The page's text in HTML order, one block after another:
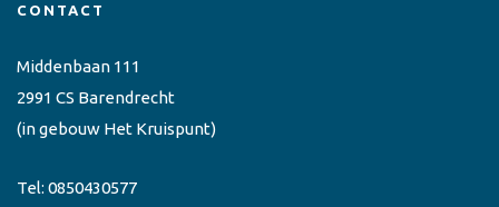
CONTACT
Middenbaan 111
2991 CS Barendrecht
(in gebouw Het Kruispunt)
Tel: 0850430577